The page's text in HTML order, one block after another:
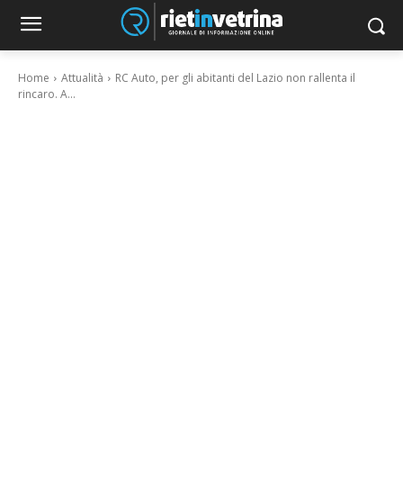
Home Attualità
RC Auto, per gli abitanti del Lazio non rallenta il
rincaro. A...